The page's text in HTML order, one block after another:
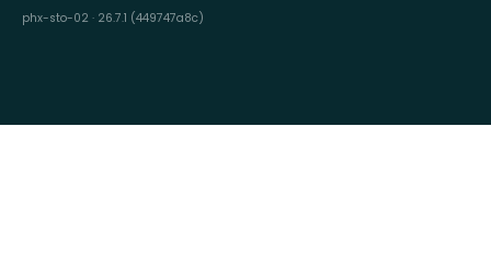
phx-sto-02 · 26.7.1 (449747a8c)